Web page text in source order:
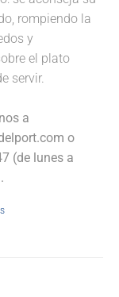
rompiendo la
y
el plato
servir.
a
o
(de lunes a